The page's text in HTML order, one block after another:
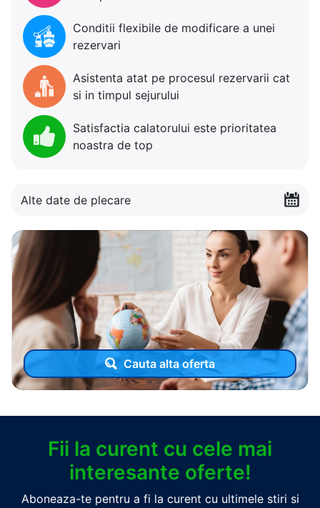
Conditii flexibile de modificare a unei
rezervari
Asistenta atat pe procesul rezervarii cat
si in timpul sejurului
Satisfactia calatorului este prioritatea
noastra de top
Alte date de plecare
Cauta alta oferta
Fii la curent cu cele mai
interesante oferte!
Aboneaza-te pentru a fi la curent cu ultimele stiri si